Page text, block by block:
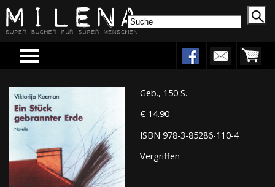
Menu
Geb., 150 S.
€ 14.90
ISBN 978-3-85286-110-4
Vergriffen